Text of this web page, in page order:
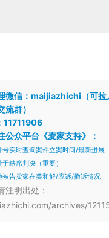
微信：maijiazhichi（可拉
流群）
11711906
公众平台《麦家支持》：
实时查询案件立案时间/最新进展
缺席判决（重要）
告卖家在美和解/应诉/撤诉情况
注明出处：
archives/